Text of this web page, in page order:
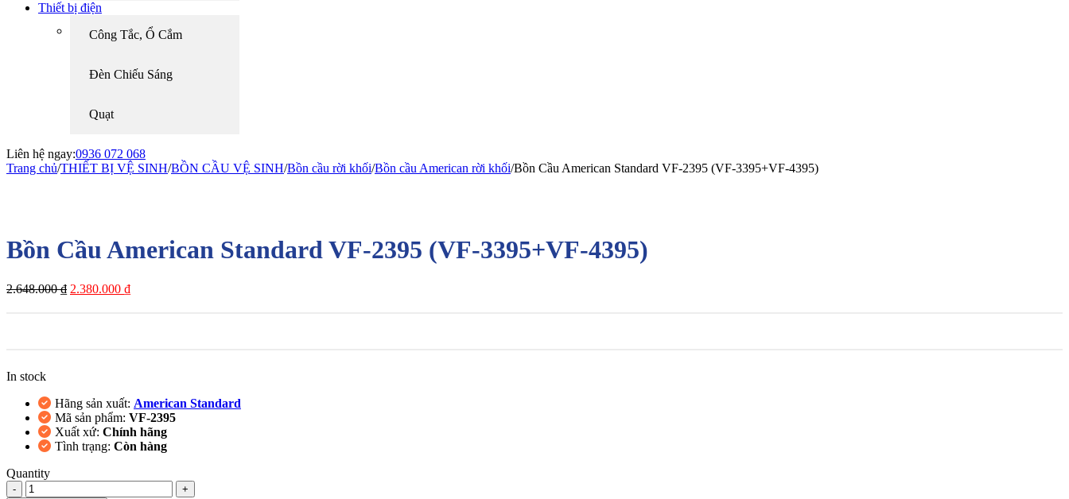
Thiết bị điện
Công Tắc, Ổ Cắm
Đèn Chiếu Sáng
Quạt
Liên hệ ngay:0936 072 068
Trang chủ/THIẾT BỊ VỆ SINH/BỒN CẦU VỆ SINH/Bồn cầu rời khối/Bồn cầu American rời khối/Bồn Cầu American Standard VF-2395 (VF-3395+VF-4395)
Bồn Cầu American Standard VF-2395 (VF-3395+VF-4395)
2.648.000₫ Giá
2.380.000 ₫Giá
In stock
Hãng sản xuất: American Standard
Mã sản phẩm: VF-2395
Xuất xứ: Chính hãng
Tình trạng: Còn hàng
Quantity
Bồn